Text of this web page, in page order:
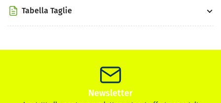
Tabella Taglie
Newsletter